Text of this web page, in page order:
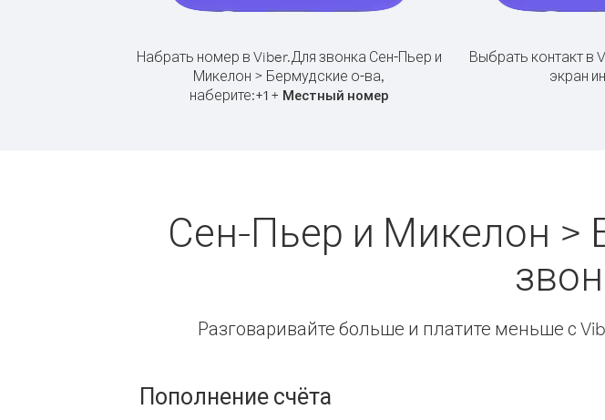
Набрать номер в Viber.Для звонка Сен-Пьер и
Микелон > Бермудские о-ва,
наберите:+1+ Местный номер
Выбрать контакт в
экран
Сен-Пьер и Микелон >
Разговаривайте больше и платите меньше с
Пополнение счёта